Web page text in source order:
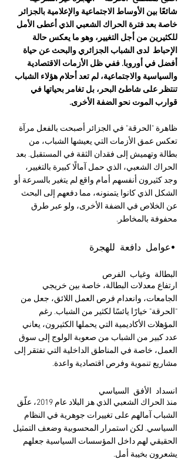
شائعًا بين الأوساط الاجتماعية والإعلامية بالجزائر
خاصة بعد فترة الحراك الشعبي الذي أعطى الأمل
للكثيرين من أجل التغيير، وهو ما يعكس حالة
الإحباط  لدى الشباب الجزائري والبحث عن حياة
أفضل في أوروبا. ففي ظل الأزمات الاقتصادية
والسياسية والاجتماعية، لم تعد أحلام هؤلاء الشباب
تنتظر على شاطئ البحر، بل تغامر بحياتها في
قوارب الموت نحو الضفة الأخرى.
ظاهرة "الحرقة" في الجزائر أصبحت بالفعل مرآة
تعكس عمق الأزمات التي يعيشها الشباب، من
بطالة وتهميش إلى فقدان الثقة في المستقبل. بعد
الحراك الشعبي، الذي حمل آمالًا كبيرة بالتغيير،
وجد كثيرون أنفسهم أمام واقع لم يتغير بالسرعة أو
الشكل الذي كانوا يتمنونه، مما دفعهم إلى البحث
عن الخلاص في الضفة الأخرى، ولو عبر طرق
محفوفة بالمخاطر.
•عوامل دافعة للهجرة
البطالة وغياب الفرص
ارتفاع معدلات البطالة، خاصة بين خريجي
الجامعات، وانعدام فرص العمل اللائق، جعل من
"الحرقة" خيارًا يائسًا لكثير من الشباب. رغم
المؤهلات الأكاديمية التي يحملها الكثيرون، يعاني
عدد كبير من الشباب من صعوبة الولوج إلى سوق
العمل، خاصة في المناطق الداخلية التي تفتقر إلى
مشاريع تنموية وفرص اقتصادية واعدة.
انسداد الأفق السياسي
منذ الحراك الشعبي الذي هز البلاد عام 2019، علّق
الشباب آمالهم على تغييرات جوهرية في النظام
السياسي. لكن استمرار المحسوبية وضعف التمثيل
الحقيقي لهم داخل المؤسسات السياسية جعلهم
يشعرون بخيبة أمل.